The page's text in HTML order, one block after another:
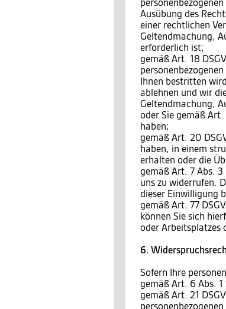
Ausübung des
einer rechtlichen
Geltendmachung,
erforderlich ist;
gemäß Art. 18
Ihnen bestritten
ablehnen und wir
Geltendmachung,
oder Sie gemäß
haben;
gemäß Art. 20
haben, in einem
erhalten oder die
gemäß Art. 7 Abs.
uns zu widerrufen.
dieser Einwilligung
gemäß Art. 77
können Sie sich
oder Arbeitsplatzes
6.
Sofern Ihre
gemäß Art. 6 Abs. 1
gemäß Art. 21